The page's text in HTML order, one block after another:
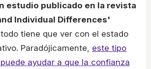
estudio publicado en la revista
Individual Differences'
tiene que ver con el estado
Paradójicamente, este tipo
ayudar a que la confianza